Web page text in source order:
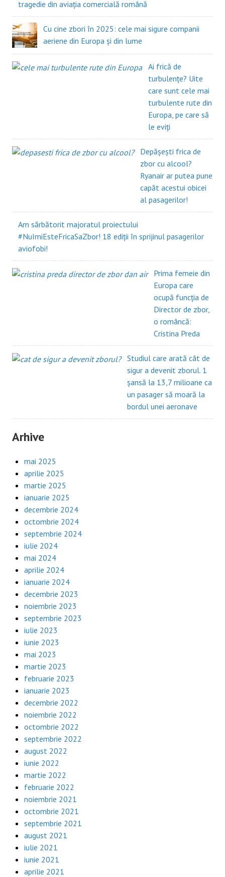
tragedie din aviația comercială română
Cu cine zbori în 2025: cele mai sigure companii
aeriene din Europa și din lume
Ai frică de
turbulențe? Uite
care sunt cele mai
turbulente rute din
Europa, pe care să
le eviți
Depășești frica de
zbor cu alcool?
Ryanair ar putea pune
capăt acestui obicei
al pasagerilor!
Am sărbătorit majoratul proiectului
#NuImiEsteFricaSaZbor! 18 ediții în sprijinul pasagerilor
aviofobi!
Prima femeie din
Europa care
ocupă funcția de
Director de zbor,
o româncă:
Cristina Preda
Studiul care arată cât de
sigur a devenit zborul. 1
șansă la 13,7 milioane ca
un pasager să moară la
bordul unei aeronave
Arhive
mai 2025
aprilie 2025
martie 2025
ianuarie 2025
decembrie 2024
octombrie 2024
septembrie 2024
iulie 2024
mai 2024
aprilie 2024
ianuarie 2024
decembrie 2023
noiembrie 2023
septembrie 2023
iulie 2023
iunie 2023
mai 2023
martie 2023
februarie 2023
ianuarie 2023
decembrie 2022
noiembrie 2022
octombrie 2022
septembrie 2022
august 2022
iunie 2022
martie 2022
februarie 2022
noiembrie 2021
octombrie 2021
septembrie 2021
august 2021
iulie 2021
iunie 2021
aprilie 2021